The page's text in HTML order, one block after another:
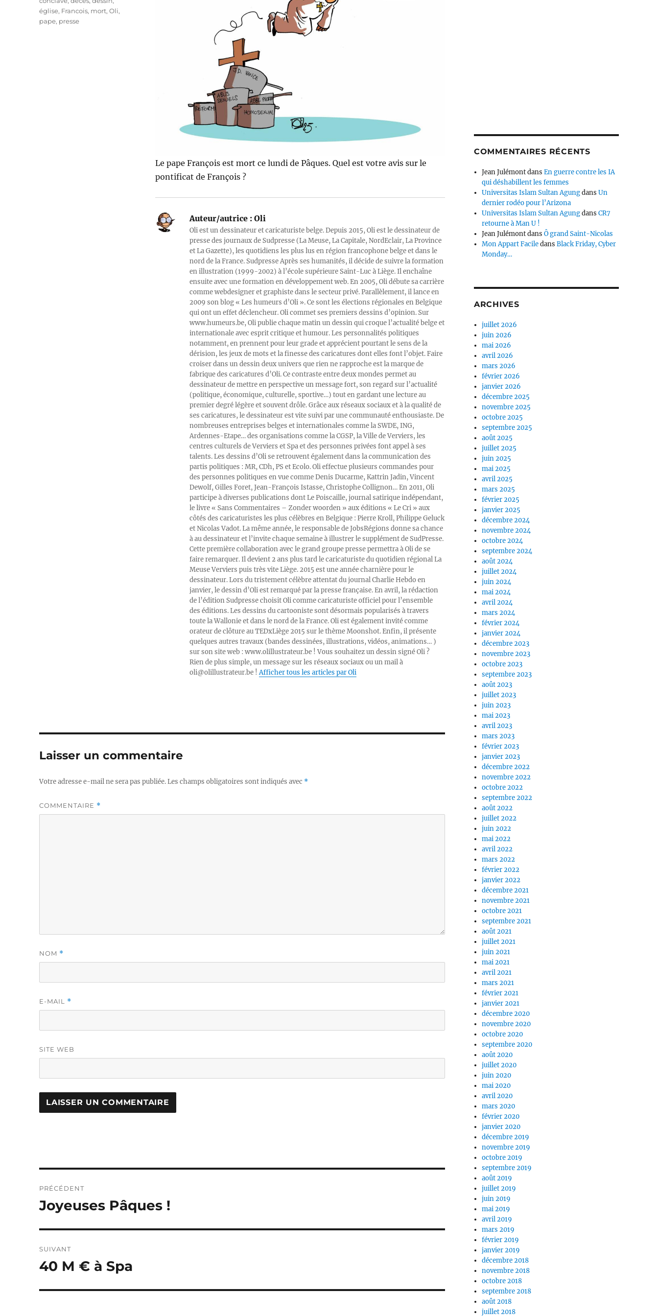
Le pape François est mort ce lundi de Pâques. Quel est votre avis sur le
pontificat de François ?
Auteur/autrice :Oli
Oli est un dessinateur et caricaturiste belge. Depuis 2015, Oli est le dessinateur de
presse des journaux de Sudpresse (La Meuse, La Capitale, NordEclair, La Province
et La Gazette), les quotidiens les plus lus en région francophone belge et dans le
nord de la France. Sudpresse Après ses humanités, il décide de suivre la formation
en illustration (1999-2002) à l’école supérieure Saint-Luc à Liège. Il enchaîne
ensuite avec une formation en développement web. En 2005, Oli débute sa carrière
comme webdesigner et graphiste dans le secteur privé. Parallèlement, il lance en
2009 son blog « Les humeurs d’Oli ». Ce sont les élections régionales en Belgique
qui ont un effet déclencheur. Oli commet ses premiers dessins d’opinion. Sur
www.humeurs.be, Oli publie chaque matin un dessin qui croque l’actualité belge et
internationale avec esprit critique et humour. Les personnalités politiques
notamment, en prennent pour leur grade et apprécient pourtant le sens de la
dérision, les jeux de mots et la finesse des caricatures dont elles font l’objet. Faire
croiser dans un dessin deux univers que rien ne rapproche est la marque de
fabrique des caricatures d’Oli. Ce contraste entre deux mondes permet au
dessinateur de mettre en perspective un message fort, son regard sur l’actualité
(politique, économique, culturelle, sportive…) tout en gardant une lecture au
premier degré légère et souvent drôle. Grâce aux réseaux sociaux et à la qualité de
ses caricatures, le dessinateur est vite suivi par une communauté enthousiaste. De
nombreuses entreprises belges et internationales comme la SWDE, ING,
Ardennes-Etape… des organisations comme la CGSP, la Ville de Verviers, les
centres culturels de Verviers et Spa et des personnes privées font appel à ses
talents. Les dessins d’Oli se retrouvent également dans la communication des
partis politiques : MR, CDh, PS et Ecolo. Oli effectue plusieurs commandes pour
des personnes politiques en vue comme Denis Ducarme, Kattrin Jadin, Vincent
Dewolf, Gilles Foret, Jean-François Istasse, Christophe Collignon… En 2011, Oli
participe à diverses publications dont Le Poiscaille, journal satirique indépendant,
le livre « Sans Commentaires – Zonder woorden » aux éditions « Le Cri » aux
côtés des caricaturistes les plus célèbres en Belgique : Pierre Kroll, Philippe Geluck
et Nicolas Vadot. La même année, le responsable de JobsRégions donne sa chance
à au dessinateur et l’invite chaque semaine à illustrer le supplément de SudPresse.
Cette première collaboration avec le grand groupe presse permettra à Oli de se
faire remarquer. Il devient 2 ans plus tard le caricaturiste du quotidien régional La
Meuse Verviers puis très vite Liège. 2015 est une année charnière pour le
dessinateur. Lors du tristement célèbre attentat du journal Charlie Hebdo en
janvier, le dessin d’Oli est remarqué par la presse française. En avril, la rédaction
de l’édition Sudpresse choisit Oli comme caricaturiste officiel pour l’ensemble
des éditions. Les dessins du cartooniste sont désormais popularisés à travers
toute la Wallonie et dans le nord de la France. Oli est également invité comme
orateur de clôture au TEDxLiège 2015 sur le thème Moonshot. Enfin, il présente
quelques autres travaux (bandes dessinées, illustrations, vidéos, animations… )
sur son site web : www.olillustrateur.be ! Vous souhaitez un dessin signé Oli ?
Rien de plus simple, un message sur les réseaux sociaux ou un mail à
oli@olillustrateur.be !Afficher tous les articles par Oli
église, Francois, mort,Oli,
pape, presse
Laisser un commentaire
Votre adresse e-mail ne sera pas publiée.Les champs obligatoires sont indiqués avec *
COMMENTAIRE *
NOM *
E-MAIL *
SITE WEB
de
PRÉCÉDENT
Publication
Joyeuses Pâques !
SUIVANT
Publication
40 M € à Spa
COMMENTAIRES RÉCENTS
Jean JulémontdansEn guerre contre les IA
qui déshabillent les femmes
Universitas Islam Sultan AgungdansUn
dernier rodéo pour l’Arizona
Universitas Islam Sultan AgungdansCR7
retourne à Man U !
Jean JulémontdansÔ grand Saint-Nicolas
Mon Appart FaciledansBlack Friday, Cyber
Monday…
ARCHIVES
juillet 2026
juin 2026
mai 2026
avril 2026
mars 2026
février 2026
janvier 2026
décembre 2025
novembre 2025
octobre 2025
septembre 2025
août 2025
juillet 2025
juin 2025
mai 2025
avril 2025
mars 2025
février 2025
janvier 2025
décembre 2024
novembre 2024
octobre 2024
septembre 2024
août 2024
juillet 2024
juin 2024
mai 2024
avril 2024
mars 2024
février 2024
janvier 2024
décembre 2023
novembre 2023
octobre 2023
septembre 2023
août 2023
juillet 2023
juin 2023
mai 2023
avril 2023
mars 2023
février 2023
janvier 2023
décembre 2022
novembre 2022
octobre 2022
septembre 2022
août 2022
juillet 2022
juin 2022
mai 2022
avril 2022
mars 2022
février 2022
janvier 2022
décembre 2021
novembre 2021
octobre 2021
septembre 2021
août 2021
juillet 2021
juin 2021
mai 2021
avril 2021
mars 2021
février 2021
janvier 2021
décembre 2020
novembre 2020
octobre 2020
septembre 2020
août 2020
juillet 2020
juin 2020
mai 2020
avril 2020
mars 2020
février 2020
janvier 2020
décembre 2019
novembre 2019
octobre 2019
septembre 2019
août 2019
juillet 2019
juin 2019
mai 2019
avril 2019
mars 2019
février 2019
janvier 2019
décembre 2018
novembre 2018
octobre 2018
septembre 2018
août 2018
juillet 2018